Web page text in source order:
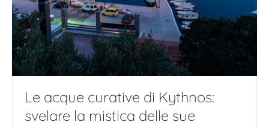
Le acque curative di Kythnos:
svelare la mistica delle sue